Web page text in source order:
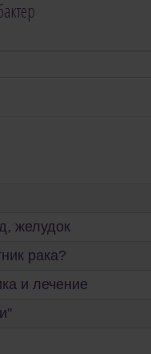
желудок
рака?
и лечение